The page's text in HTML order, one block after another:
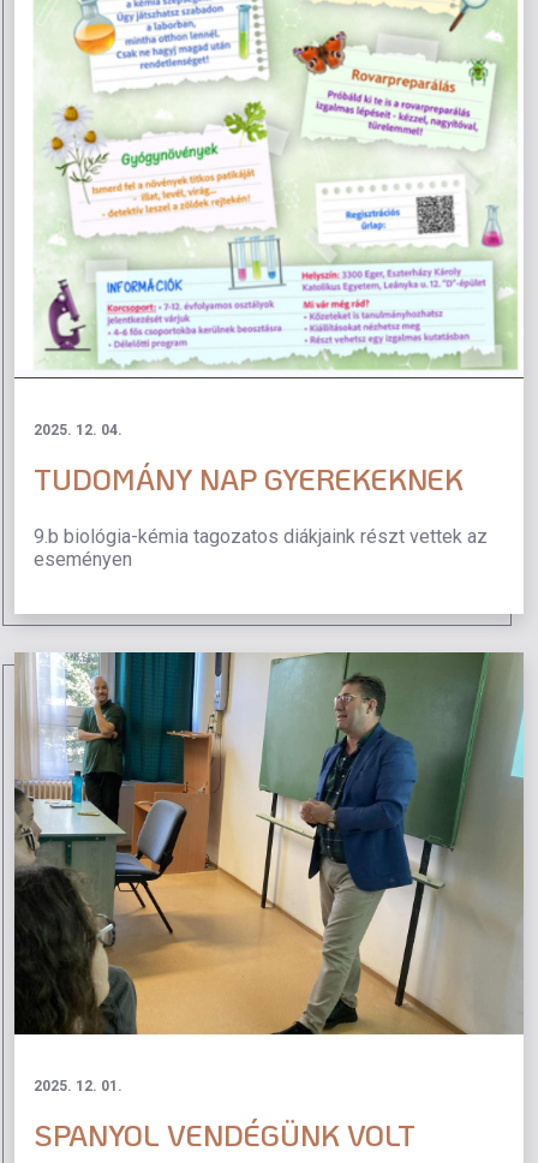
2025. 12. 04.
TUDOMÁNY NAP GYEREKEKNEK
9.b biológia-kémia tagozatos diákjaink részt vettek az
eseményen
2025. 12. 01.
SPANYOL VENDÉGÜNK VOLT